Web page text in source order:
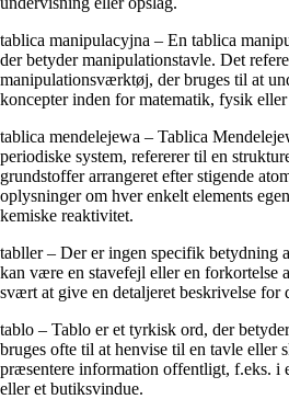
tablica manipulacyjna – En tablica
der betyder manipulationstavle. Det
manipulationsværktøj, der bruges til at
koncepter inden for matematik, fysik
tablica mendelejewa – Tablica
periodiske system, refererer til en
grundstoffer arrangeret efter stigende
oplysninger om hver enkelt elements
kemiske reaktivitet.
tabller – Der er ingen specifik betydning
kan være en stavefejl eller en forkortelse
svært at give en detaljeret beskrivelse for
tablo – Tablo er et tyrkisk ord, der
bruges ofte til at henvise til en tavle eller
præsentere information offentligt, f.eks. i
eller et butiksvindue.